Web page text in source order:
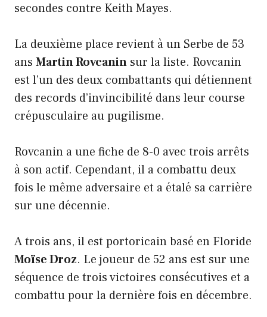
secondes contre Keith Mayes.
La deuxième place revient à un Serbe de 53
ans Martin Rovcanin sur la liste. Rovcanin
est l’un des deux combattants qui détiennent
des records d’invincibilité dans leur course
crépusculaire au pugilisme.
Rovcanin a une fiche de 8-0 avec trois arrêts
à son actif. Cependant, il a combattu deux
fois le même adversaire et a étalé sa carrière
sur une décennie.
A trois ans, il est portoricain basé en Floride
Moïse Droz. Le joueur de 52 ans est sur une
séquence de trois victoires consécutives et a
combattu pour la dernière fois en décembre.